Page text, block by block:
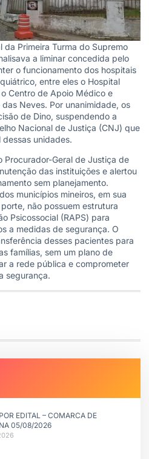
da Primeira Turma do Supremo
a liminar concedida pelo
o funcionamento dos hospitais
entre eles o Hospital
Centro de Apoio Médico e
Neves. Por unanimidade, os
de Dino, suspendendo a
Nacional de Justiça (CNJ) que
unidades.
Procurador-Geral de Justiça de
das instituições e alertou
sem planejamento.
municípios mineiros, em sua
não possuem estrutura
Psicossocial (RAPS) para
a medidas de segurança. O
desses pacientes para
famílias, sem um plano de
a rede pública e comprometer
segurança.
EDITAL – COMARCA DE
05/08/2026